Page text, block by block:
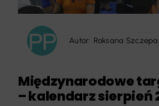
Autor: Roksana
Międzynarodowe
– kalendarz sierpień